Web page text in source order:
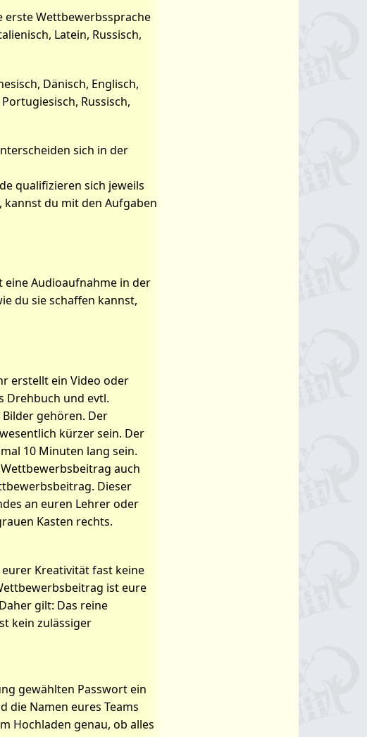
erste Wettbewerbssprache
Latein, Russisch,
Dänisch, Englisch,
Russisch,
sich in der
qualifizieren sich jeweils
kannst du mit den Aufgaben
Audioaufnahme in der
du sie schaffen kannst,
erstellt ein Video oder
Drehbuch und evtl.
gehören. Der
kürzer sein. Der
10 Minuten lang sein.
auch
Dieser
an euren Lehrer oder
Kasten rechts.
eurer Kreativität fast keine
ist eure
gilt: Das reine
kein zulässiger
gewählten Passwort ein
die Namen eures Teams
Hochladen genau, ob alles